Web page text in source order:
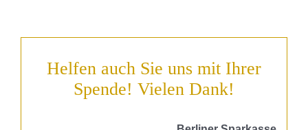
Helfen auch Sie uns mit Ihrer
Spende! Vielen Dank!